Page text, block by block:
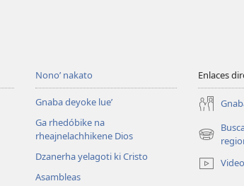
Nono’ nakato
Gnaba deyoke lue’
Ga rhedóbike na
rheajnelachhikene Dios
Dzanerha yelagoti ki Cristo
Asambleas
Enlaces
(abre
nuevaVideo